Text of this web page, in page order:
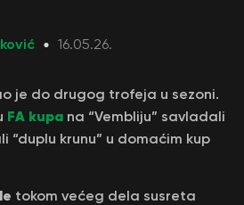
16.05.26.
je do drugog trofeja u sezoni.
FA kupana “Vembliju” savladali
“duplu krunu” u domaćim kup
tokom većeg dela susreta